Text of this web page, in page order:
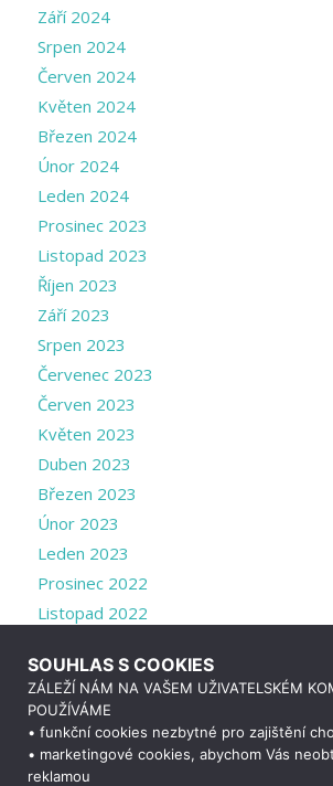
Září 2024
Srpen 2024
Červen 2024
Květen 2024
Březen 2024
Únor 2024
Leden 2024
Prosinec 2023
Listopad 2023
Říjen 2023
Září 2023
Srpen 2023
Červenec 2023
Červen 2023
Květen 2023
Duben 2023
Březen 2023
Únor 2023
Leden 2023
Prosinec 2022
Listopad 2022
Září 2022
Srpen 2022
Červenec 2022
Duben 2022
SOUHLAS S COOKIES
ZÁLEŽÍ NÁM NA VAŠEM UŽIVATELSKÉM
POUŽÍVÁME
• funkční cookies nezbytné pro zajištění
• marketingové cookies, abychom Vás
reklamou